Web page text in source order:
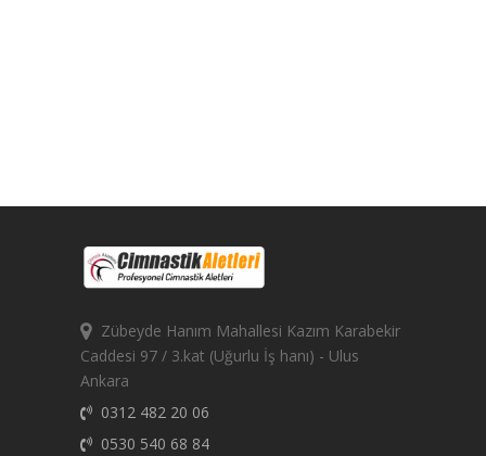
Zübeyde Hanım Mahallesi Kazım Karabekir
Caddesi 97 / 3.kat (Uğurlu İş hanı) - Ulus
Ankara
0312 482 20 06
0530 540 68 84